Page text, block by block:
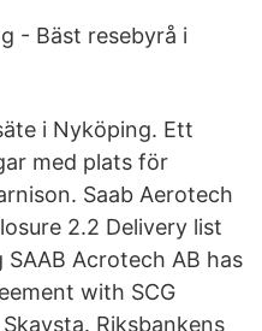
- Bäst resebyrå i
i Nyköping. Ett
med plats för
Saab Aerotech
2.2 Delivery list
Acrotech AB has
with SCG
Riksbankens